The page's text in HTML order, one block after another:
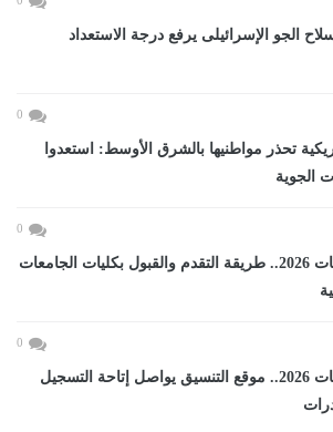
الجو الإسرائيلى يرفع درجة الاستعداد
0
تحذر مواطنيها بالشرق الأوسط: استعدوا
الجوية
0
تنسيق الجامعات 2026.. طريقة التقدم والقبول بكليات الجامعات
0
تنسيق الجامعات 2026.. موقع التنسيق يواصل إتاحة التسجيل